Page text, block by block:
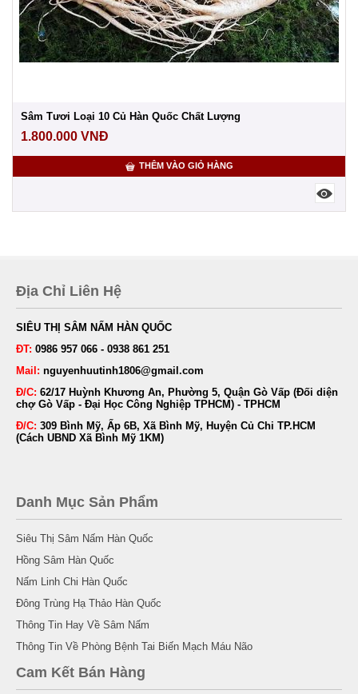
Sâm Tươi Loại 10 Củ Hàn Quốc Chất Lượng
1.800.000 VNĐ
THÊM VÀO GIỎ HÀNG
Địa Chỉ Liên Hệ
SIÊU THỊ SÂM NẤM HÀN QUỐC
ĐT: 0986 957 066 - 0938 861 251
Mail: nguyenhuutinh1806@gmail.com
Đ/C: 62/17 Huỳnh Khương An, Phường 5, Quận Gò Vấp (Đối diện
chợ Gò Vấp - Đại Học Công Nghiệp TPHCM) - TPHCM
Đ/C: 309 Bình Mỹ, Ấp 6B, Xã Bình Mỹ, Huyện Củ Chi TP.HCM
(Cách UBND Xã Bình Mỹ 1KM)
Danh Mục Sản Phẩm
Siêu Thị Sâm Nấm Hàn Quốc
Hồng Sâm Hàn Quốc
Nấm Linh Chi Hàn Quốc
Đông Trùng Hạ Thảo Hàn Quốc
Thông Tin Hay Về Sâm Nấm
Thông Tin Về Phòng Bệnh Tai Biến Mạch Máu Não
Cam Kết Bán Hàng